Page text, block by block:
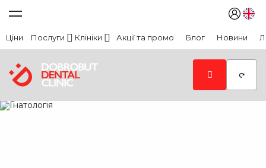
Ціни Послуги Клініки Акції та промо Блог Новини